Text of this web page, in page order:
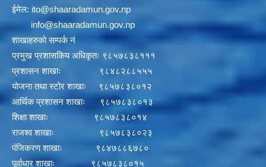
ईमेल: ito@shaaradamun.gov.np
info@shaaradamun.gov.np
शाखाहरुको सम्पर्क नं
प्रमुख प्रशासकिय अधिकृतः ९८५७८३८१११
प्रशासन शाखाः ९८४८२८८५५५
योजना तथा स्टोर शाखाः ९८५७८३८०१२
आर्थिक प्रशासन शाखाः ९८५७८३८०१३
शिक्षा शाखाः ९८५७८३८०१४
राजश्व शाखाः ९८५७८३८०२३
पंजिकरण शाखाः ९८४७८८६७८०
पूर्वाधार शाखाः ९८५७८३८०१५